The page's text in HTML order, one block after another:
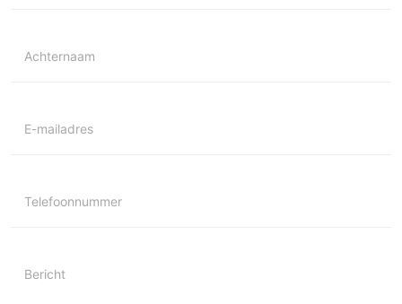
Achternaam
E-mailadres
Telefoonnummer
Bericht